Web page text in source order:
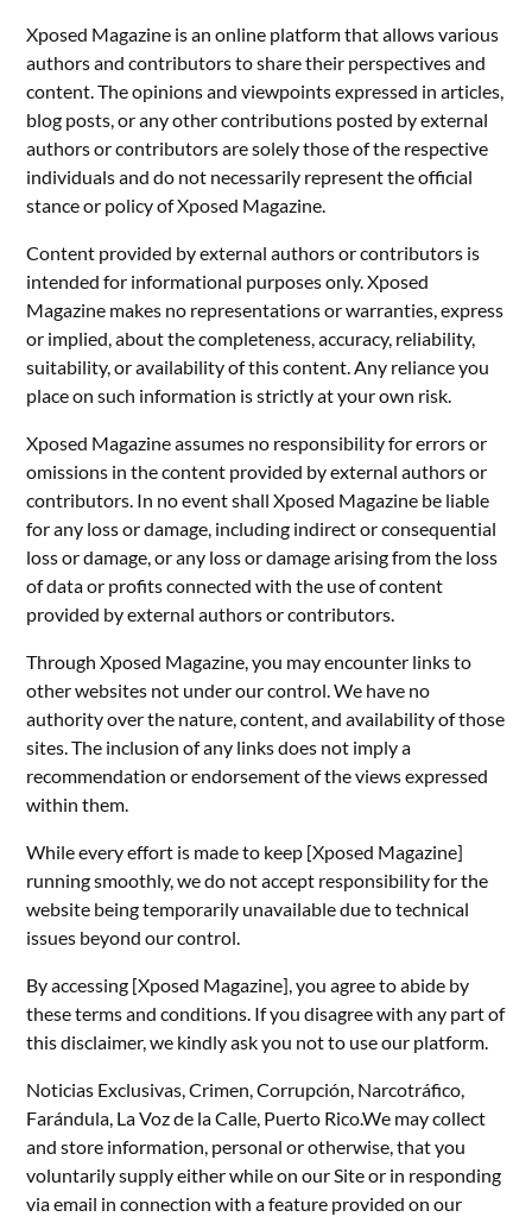
Xposed Magazine is an online platform that allows various
authors and contributors to share their perspectives and
content. The opinions and viewpoints expressed in articles,
blog posts, or any other contributions posted by external
authors or contributors are solely those of the respective
individuals and do not necessarily represent the official
stance or policy of Xposed Magazine.
Content provided by external authors or contributors is
intended for informational purposes only. Xposed
Magazine makes no representations or warranties, express
or implied, about the completeness, accuracy, reliability,
suitability, or availability of this content. Any reliance you
place on such information is strictly at your own risk.
Xposed Magazine assumes no responsibility for errors or
omissions in the content provided by external authors or
contributors. In no event shall Xposed Magazine be liable
for any loss or damage, including indirect or consequential
loss or damage, or any loss or damage arising from the loss
of data or profits connected with the use of content
provided by external authors or contributors.
Through Xposed Magazine, you may encounter links to
other websites not under our control. We have no
authority over the nature, content, and availability of those
sites. The inclusion of any links does not imply a
recommendation or endorsement of the views expressed
within them.
While every effort is made to keep [Xposed Magazine]
running smoothly, we do not accept responsibility for the
website being temporarily unavailable due to technical
issues beyond our control.
By accessing [Xposed Magazine], you agree to abide by
these terms and conditions. If you disagree with any part of
this disclaimer, we kindly ask you not to use our platform.
Noticias Exclusivas, Crimen, Corrupción, Narcotráfico,
Farándula, La Voz de la Calle, Puerto Rico.We may collect
and store information, personal or otherwise, that you
voluntarily supply either while on our Site or in responding
via email in connection with a feature provided on our